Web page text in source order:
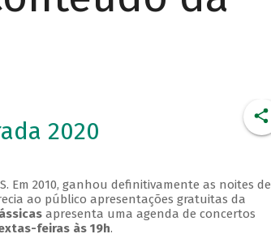
2020
Em 2010, ganhou definitivamente as noites de
ao público apresentações gratuitas da
apresenta uma agenda de concertos
feiras às 19h.